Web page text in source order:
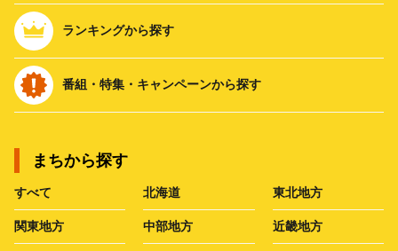
ランキングから探す
番組・特集・キャンペーンから探す
まちから探す
すべて 北海道 東北地方
関東地方 中部地方 近畿地方